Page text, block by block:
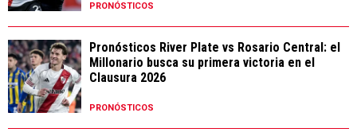
PRONÓSTICOS
Pronósticos River Plate vs Rosario Central: el
Millonario busca su primera victoria en el
Clausura 2026
PRONÓSTICOS